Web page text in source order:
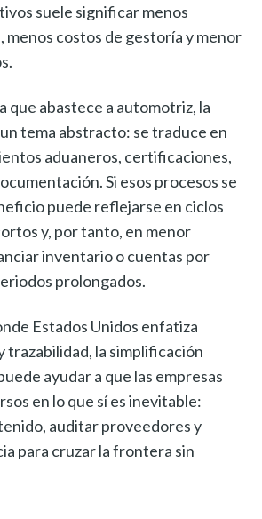
suele significar menos
menos costos de gestoría y menor
que abastece a automotriz, la
tema abstracto: se traduce en
aduaneros, certificaciones,
Si esos procesos se
puede reflejarse en ciclos
y, por tanto, en menor
inventario o cuentas por
prolongados.
Estados Unidos enfatiza
trazabilidad, la simplificación
ayudar a que las empresas
en lo que sí es inevitable:
auditar proveedores y
para cruzar la frontera sin